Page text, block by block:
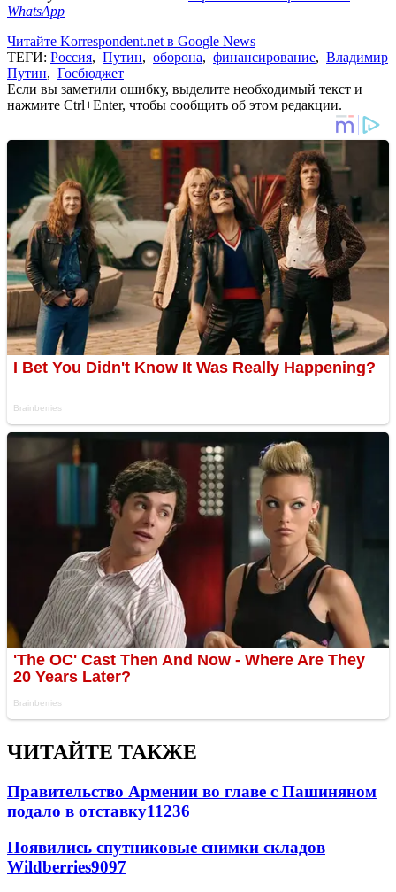
WhatsApp
Читайте Korrespondent.net в Google News
ТЕГИ: Россия, Путин, оборона, финансирование, Владимир
Путин, Госбюджет
Если вы заметили ошибку, выделите необходимый текст и
нажмите Ctrl+Enter, чтобы сообщить об этом редакции.
ЧИТАЙТЕ ТАКЖЕ
Правительство Армении во главе с Пашиняном
подало в отставку11236
Появились спутниковые снимки складов
Wildberries9097